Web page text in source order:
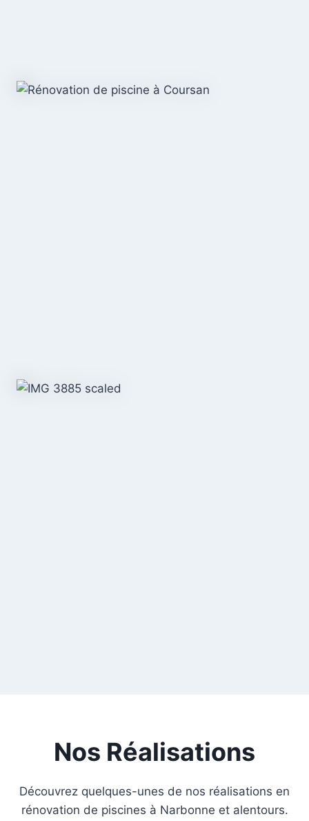
Nos Réalisations
Découvrez quelques-unes de nos réalisations en
rénovation de piscines à Narbonne et alentours.